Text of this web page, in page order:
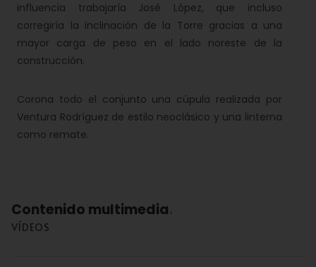
influencia trabajaría José López, que incluso
corregiría la inclinación de la Torre gracias a una
mayor carga de peso en el lado noreste de la
construcción.
Corona todo el conjunto una cúpula realizada por
Ventura Rodríguez de estilo neoclásico y una linterna
como remate.
Contenido multimedia
VÍDEOS